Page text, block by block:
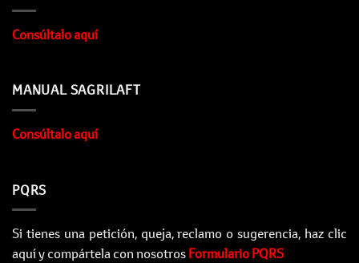
Consúltalo aquí
MANUAL SAGRILAFT
Consúltalo aquí
PQRS
Si tienes una petición, queja, reclamo o sugerencia, haz clic
aquí y compártela con nosotros Formulario PQRS